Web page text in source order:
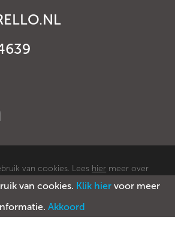
van cookies. Klik hier voor meer
Akkoord
van cookies. Lees hier meer over
Privacy policy